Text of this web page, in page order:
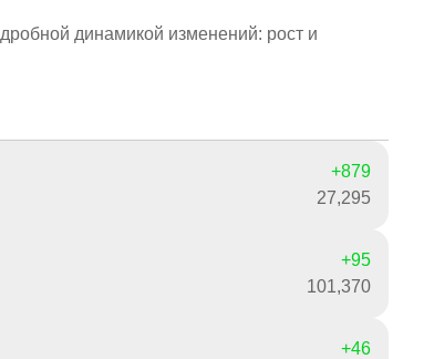
динамикой изменений: рост и
+879
27,295
+95
101,370
+46